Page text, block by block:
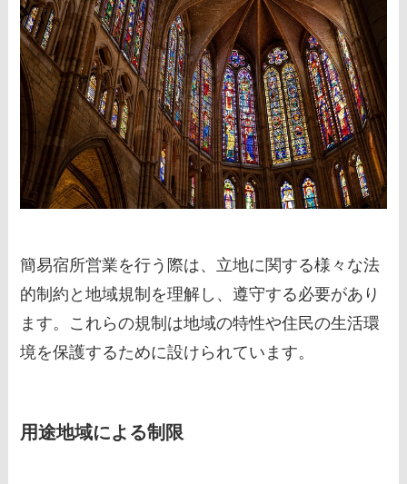
簡易宿所営業を行う際は、立地に関する様々な法
的制約と地域規制を理解し、遵守する必要があり
ます。これらの規制は地域の特性や住民の生活環
境を保護するために設けられています。
用途地域による制限